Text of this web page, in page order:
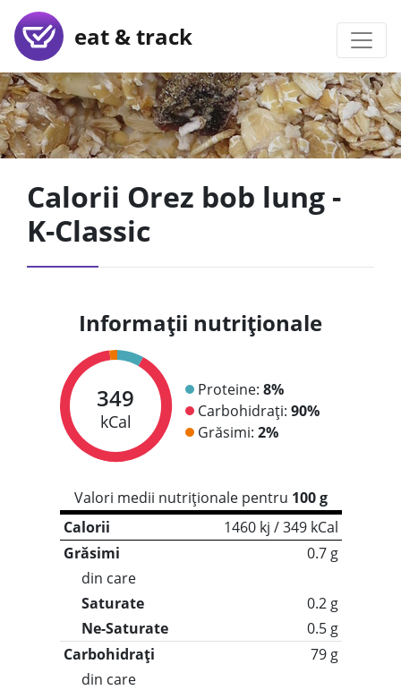
eat & track
Calorii Orez bob lung -
K-Classic
Informații nutriționale
349
kCal
Proteine: 8%
Carbohidrați: 90%
Grăsimi: 2%
Valori medii nutriționale pentru 100 g
Calorii
1460 kj / 349 kCal
Grăsimi
0.7 g
din care
Saturate
0.2 g
Ne-Saturate
0.5 g
Carbohidrați
79 g
din care